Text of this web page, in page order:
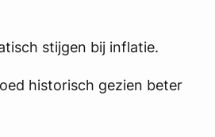
stijgen bij inflatie.
historisch gezien beter